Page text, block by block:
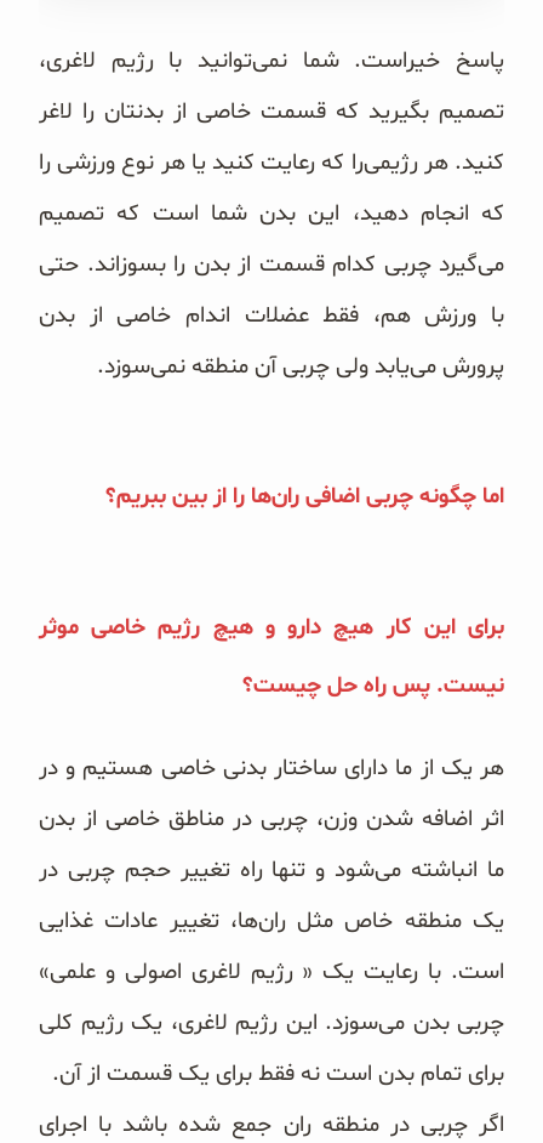
صبحانه و میان وعده
پک سلامتی OAB
کتاب‌های OAB
وبلاگ
پاسخ خیراست. شما نمی‌توانید با رژیم لاغری،
تصمیم بگیرید که قسمت خاصی از بدنتان را لاغر
کنید. هر رژیمی‌را که رعایت کنید یا هر نوع ورزشی را
که انجام دهید، این بدن شما است که تصمیم
می‌گیرد چربی کدام قسمت از بدن را بسوزاند. حتی
با ورزش هم، فقط عضلات اندام خاصی از بدن
پرورش می‌یابد ولی چربی آن منطقه نمی‌سوزد.
اما چگونه چربی اضافی ران‌ها را از بین ببریم؟
برای این کار هیچ دارو و هیچ رژیم خاصی موثر
نیست. پس راه حل چیست؟
هر یک از ما دارای ساختار بدنی خاصی هستیم و در
اثر اضافه شدن وزن، چربی در مناطق خاصی از بدن
ما انباشته می‌شود و تنها راه تغییر حجم چربی در
یک منطقه خاص مثل ران‌ها، تغییر عادات غذایی
است. با رعایت یک « رژیم لاغری اصولی و علمی»
چربی بدن می‌سوزد. این رژیم لاغری، یک رژیم کلی
برای تمام بدن است نه فقط برای یک قسمت از آن.
اگر چربی در منطقه ران جمع شده باشد با اجرای